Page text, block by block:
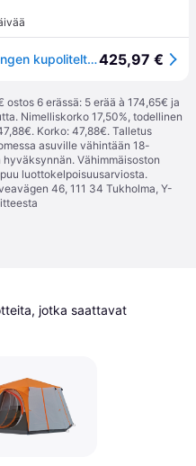
Coleman Kobuk Valley Plus 4 hengen kupoliteltta - vihreä/harmaa425,97 €
6 erässä: 5 erää à 174,65€ ja
Nimelliskorko 17,50%, todellinen
Korko: 47,88€. Talletus
asuville vähintään 18-
Vähimmäisoston
luottokelpoisuusarviosta.
46, 111 34 Tukholma, Y-
jotka saattavat